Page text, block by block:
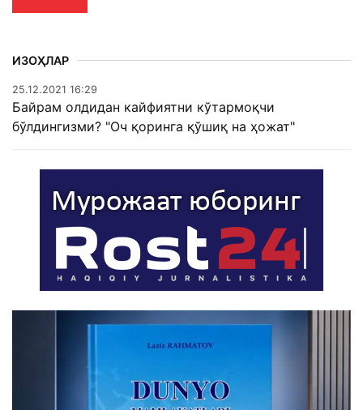
ИЗОҲЛАР
25.12.2021 16:29
Байрам олдидан кайфиятни кўтармоқчи
бўлдингизми? "Оч қоринга қўшиқ на ҳожат"